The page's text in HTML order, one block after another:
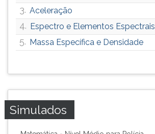
3. Aceleração
4. Espectro e Elementos Espectrais
5. Massa Específica e Densidade
Simulados